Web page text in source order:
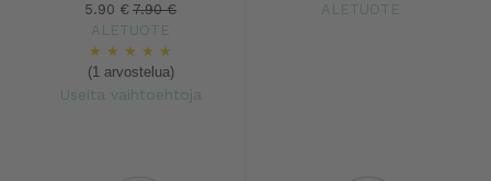
5.90 € 7.90 €
ALETUOTE
★ ★ ★ ★ ★
(1 arvostelua)
Useita vaihtoehtoja
ALETUOTE